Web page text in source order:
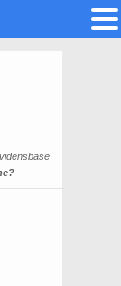
vidensbase